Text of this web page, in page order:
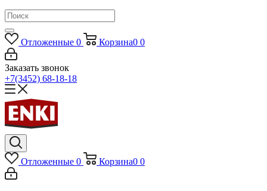
Отложенные 0 Корзина0 0
Заказать звонок
+7(3452) 68-18-18
Отложенные 0 Корзина0 0